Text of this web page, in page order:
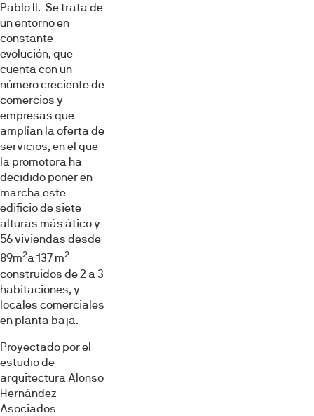
Pablo II. Se trata de
un entorno en
constante
evolución, que
cuenta con un
número creciente de
comercios y
empresas que
amplían la oferta de
servicios, en el que
la promotora ha
decidido poner en
marcha este
edificio de siete
alturas más ático y
56 viviendas desde
89m2a 137 m2
construidos de 2 a 3
habitaciones, y
locales comerciales
en planta baja.
Proyectado por el
estudio de
arquitectura Alonso
Hernández
Asociados